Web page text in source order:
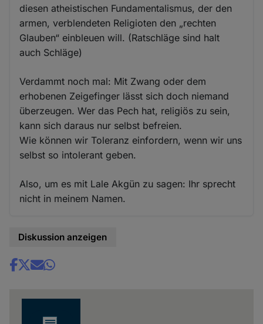
diesen atheistischen Fundamentalismus, der den
armen, verblendeten Religioten den „rechten
Glauben“ einbleuen will. (Ratschläge sind halt
auch Schläge)
Verdammt noch mal: Mit Zwang oder dem
erhobenen Zeigefinger lässt sich doch niemand
überzeugen. Wer das Pech hat, religiös zu sein,
kann sich daraus nur selbst befreien.
Wie können wir Toleranz einfordern, wenn wir uns
selbst so intolerant geben.
Also, um es mit Lale Akgün zu sagen: Ihr sprecht
nicht in meinem Namen.
Diskussion anzeigen
Share